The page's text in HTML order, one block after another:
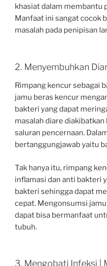
khasiat dalam membantu
Manfaat ini sangat cocok
masalah pada penipisan
2. Menyembuhkan
Rimpang kencur sebagai
jamu beras kencur
bakteri yang dapat
masalah diare
saluran pencernaan.
bertanggungjawab yaitu
Tak hanya itu, rimpang
inflamasi dan anti bakteri
bakteri sehingga dapat
cepat. Mengonsumsi
dapat bisa bermanfaat
tubuh.
3. Mengobati Infeksi |